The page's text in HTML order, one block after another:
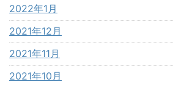
2022年1月
2021年12月
2021年11月
2021年10月